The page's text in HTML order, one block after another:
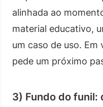
alinhada ao
material educativo,
um caso de uso.
pede um próximo
3) Fundo do funil: